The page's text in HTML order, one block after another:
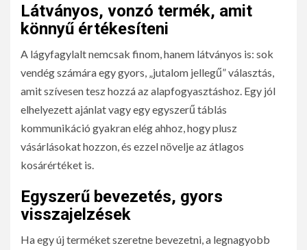
Látványos, vonzó termék, amit
könnyű értékesíteni
A lágyfagylalt nemcsak finom, hanem látványos is: sok
vendég számára egy gyors, „jutalom jellegű” választás,
amit szívesen tesz hozzá az alapfogyasztáshoz. Egy jól
elhelyezett ajánlat vagy egy egyszerű táblás
kommunikáció gyakran elég ahhoz, hogy plusz
vásárlásokat hozzon, és ezzel növelje az átlagos
kosárértéket is.
Egyszerű bevezetés, gyors
visszajelzések
Ha egy új terméket szeretne bevezetni, a legnagyobb